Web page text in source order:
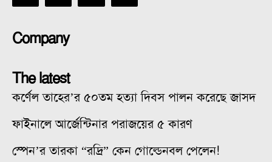
Company
The latest
কর্ণেল তাহের’র ৫০তম হত্যা দিবস পালন করেছে জাসদ
ফাইনালে আর্জেন্টিনার পরাজয়ের ৫ কারণ
স্পেন’র তারকা “রদ্রি” কেন গোল্ডেনবল পেলেন!